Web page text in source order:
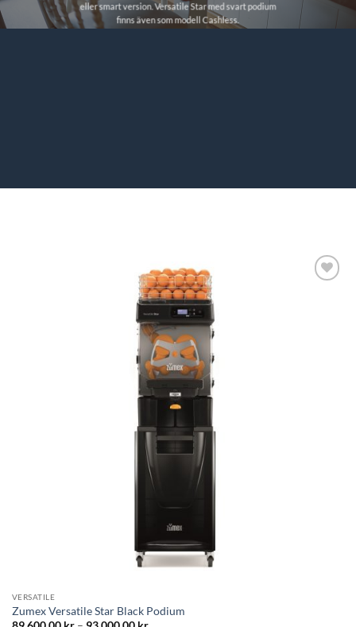
eller smart version. Versatile Star med svart podium
finns även som modell Cashless.
VERSATILE
Zumex Versatile Star Black Podium